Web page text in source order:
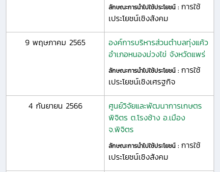
ลักษณะการนำไปใช้ประโยชน์ : การใช้
เประโยชน์เชิงสังคม
9 พฤษภาคม 2565
องค์การบริหารส่วนตำบลทุ่งแค้ว
อำเภอหนองม่วงไข่ จังหวัดแพร่
ลักษณะการนำไปใช้ประโยชน์ : การใช้
เประโยชน์เชิงเศรฐกิจ
4 กันยายน 2566
ศูนย์วิจัยและพัฒนาการเกษตร
พิจิตร ต.โรงช้าง อ.เมือง
จ.พิจิตร
ลักษณะการนำไปใช้ประโยชน์ : การใช้
เประโยชน์เชิงสังคม